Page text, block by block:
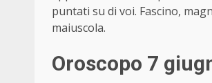
puntati su di voi. Fascino,
maiuscola.
Oroscopo 7